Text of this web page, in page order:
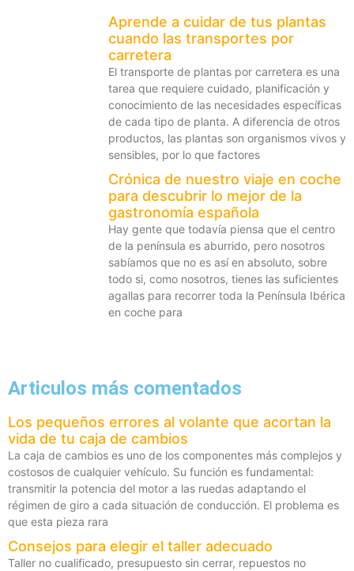
Aprende a cuidar de tus plantas
cuando las transportes por
carretera
El transporte de plantas por carretera es una
tarea que requiere cuidado, planificación y
conocimiento de las necesidades específicas
de cada tipo de planta. A diferencia de otros
productos, las plantas son organismos vivos y
sensibles, por lo que factores
Crónica de nuestro viaje en coche
para descubrir lo mejor de la
gastronomía española
Hay gente que todavía piensa que el centro
de la península es aburrido, pero nosotros
sabíamos que no es así en absoluto, sobre
todo si, como nosotros, tienes las suficientes
agallas para recorrer toda la Península Ibérica
en coche para
Articulos más comentados
Los pequeños errores al volante que acortan la
vida de tu caja de cambios
La caja de cambios es uno de los componentes más complejos y
costosos de cualquier vehículo. Su función es fundamental:
transmitir la potencia del motor a las ruedas adaptando el
régimen de giro a cada situación de conducción. El problema es
que esta pieza rara
Consejos para elegir el taller adecuado
Taller no cualificado, presupuesto sin cerrar, repuestos no